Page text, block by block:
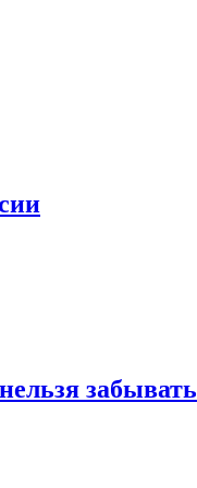
забывать